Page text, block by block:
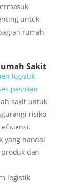
untuk
rumah
Sakit
logistik
pasokan
sakit untuk
risiko
yang handal
dan
logistik